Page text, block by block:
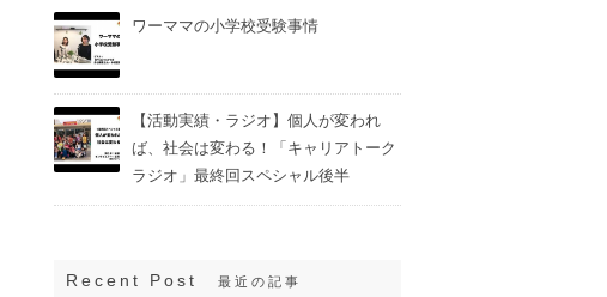
ワーママの小学校受験事情
【活動実績・ラジオ】個人が変われ
ば、社会は変わる！「キャリアトーク
ラジオ」最終回スペシャル後半
Recent Post 最近の記事